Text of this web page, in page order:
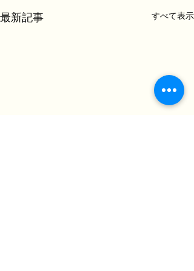
最新記事 すべて表示